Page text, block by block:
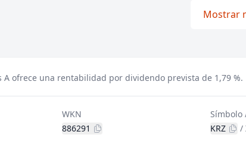
Mostrar
A ofrece una rentabilidad por dividendo prevista de 1,79 %.
WKN
886291
Símbolo
KRZ
/